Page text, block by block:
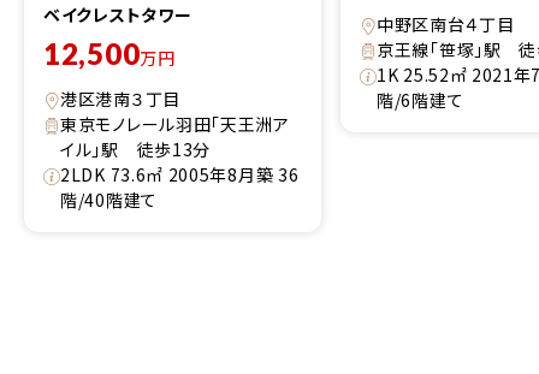
ベイクレストタワー
12,500万円
港区港南３丁目
東京モノレール羽田「天王洲ア
イル」駅 徒歩13分
2LDK 73.6㎡ 2005年8月築 36
階/40階建て
中野区南台４丁目
京王線「笹塚」駅
1K 25.52㎡ 2021年
階/6階建て